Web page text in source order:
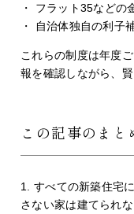
・ フラット35などの
・ 自治体独自の利子
これらの制度は年度
報を確認しながら、
この記事のまと
すべての新築住宅
さない家は建てられ